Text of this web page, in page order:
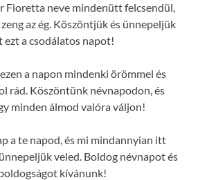
Fioretta neve mindenütt felcsendül,
az ég. Köszöntjük és ünnepeljük
ezt a csodálatos napot!
a napon mindenki örömmel és
rád. Köszöntünk névnapodon, és
minden álmod valóra váljon!
a te napod, és mi mindannyian itt
veled. Boldog névnapot és
kívánunk!